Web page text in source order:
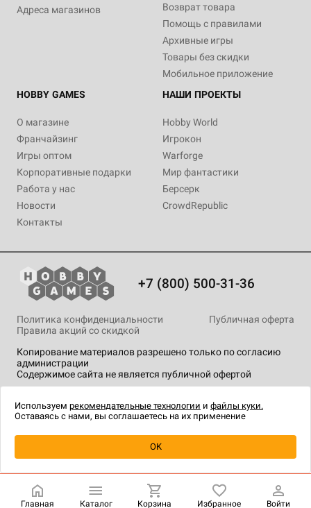
Купить| 2 990 ₽
Адреса магазинов
Возврат товара
Помощь с правилами
Архивные игры
Товары без скидки
Мобильное приложение
HOBBY GAMES
О магазине
Франчайзинг
Игры оптом
Корпоративные подарки
Работа у нас
Новости
Контакты
НАШИ ПРОЕКТЫ
Hobby World
Игрокон
Warforge
Мир фантастики
Берсерк
CrowdRepublic
+7 (800) 500-31-36
Копирование материалов разрешено только по согласию
администрации
Содержимое сайта не является публичной офертой
Политика конфиденциальности
Публичная оферта
Правила акций со скидкой
технологии.
Главная Каталог Корзина Избранное Войти
Используем рекомендательные технологии и файлы куки.
Оставаясь с нами, вы соглашаетесь на их применение
OK